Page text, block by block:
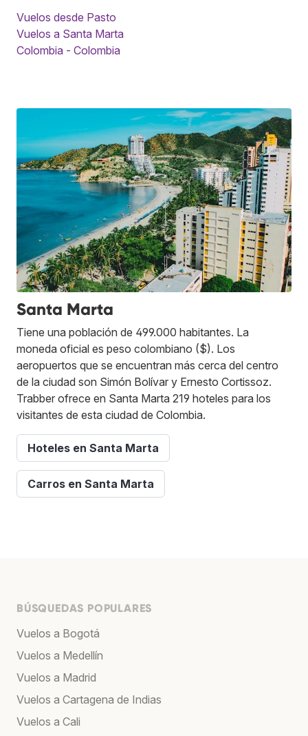
Vuelos desde Pasto
Vuelos a Santa Marta
Colombia - Colombia
Santa Marta
Tiene una población de 499.000 habitantes. La
moneda oficial es peso colombiano ($). Los
aeropuertos que se encuentran más cerca del centro
de la ciudad son Simón Bolívar y Ernesto Cortissoz.
Trabber ofrece en Santa Marta 219 hoteles para los
visitantes de esta ciudad de Colombia.
Hoteles en Santa Marta
Carros en Santa Marta
BÚSQUEDAS POPULARES
Vuelos a Bogotá
Vuelos a Medellín
Vuelos a Madrid
Vuelos a Cartagena de Indias
Vuelos a Cali